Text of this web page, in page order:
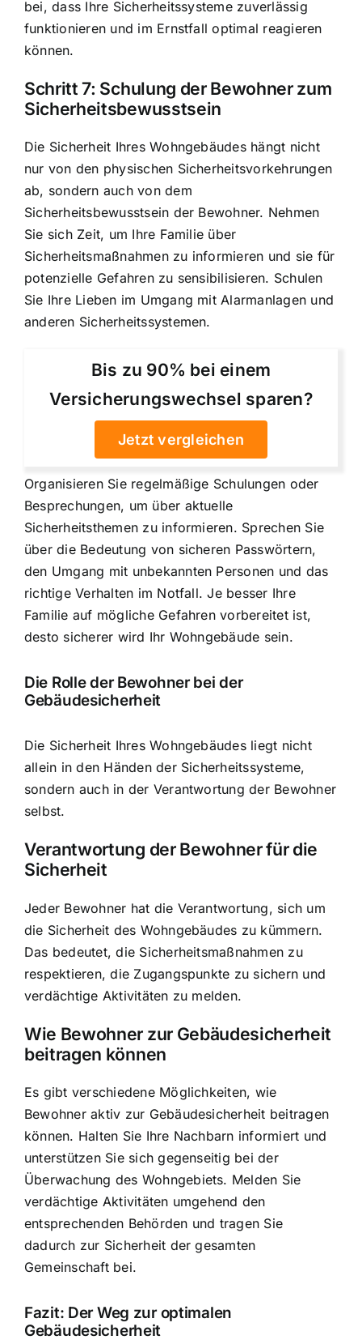
bei, dass Ihre Sicherheitssysteme zuverlässig
funktionieren und im Ernstfall optimal reagieren
können.
Schritt 7: Schulung der Bewohner zum
Sicherheitsbewusstsein
Die Sicherheit Ihres Wohngebäudes hängt nicht
nur von den physischen Sicherheitsvorkehrungen
ab, sondern auch von dem
Sicherheitsbewusstsein der Bewohner. Nehmen
Sie sich Zeit, um Ihre Familie über
Sicherheitsmaßnahmen zu informieren und sie für
potenzielle Gefahren zu sensibilisieren. Schulen
Sie Ihre Lieben im Umgang mit Alarmanlagen und
anderen Sicherheitssystemen.
Bis zu 90% bei einem
Versicherungswechsel sparen?
Jetzt vergleichen
Organisieren Sie regelmäßige Schulungen oder
Besprechungen, um über aktuelle
Sicherheitsthemen zu informieren. Sprechen Sie
über die Bedeutung von sicheren Passwörtern,
den Umgang mit unbekannten Personen und das
richtige Verhalten im Notfall. Je besser Ihre
Familie auf mögliche Gefahren vorbereitet ist,
desto sicherer wird Ihr Wohngebäude sein.
Die Rolle der Bewohner bei der
Gebäudesicherheit
Die Sicherheit Ihres Wohngebäudes liegt nicht
allein in den Händen der Sicherheitssysteme,
sondern auch in der Verantwortung der Bewohner
selbst.
Verantwortung der Bewohner für die
Sicherheit
Jeder Bewohner hat die Verantwortung, sich um
die Sicherheit des Wohngebäudes zu kümmern.
Das bedeutet, die Sicherheitsmaßnahmen zu
respektieren, die Zugangspunkte zu sichern und
verdächtige Aktivitäten zu melden.
Wie Bewohner zur Gebäudesicherheit
beitragen können
Es gibt verschiedene Möglichkeiten, wie
Bewohner aktiv zur Gebäudesicherheit beitragen
können. Halten Sie Ihre Nachbarn informiert und
unterstützen Sie sich gegenseitig bei der
Überwachung des Wohngebiets. Melden Sie
verdächtige Aktivitäten umgehend den
entsprechenden Behörden und tragen Sie
dadurch zur Sicherheit der gesamten
Gemeinschaft bei.
Fazit: Der Weg zur optimalen
Gebäudesicherheit